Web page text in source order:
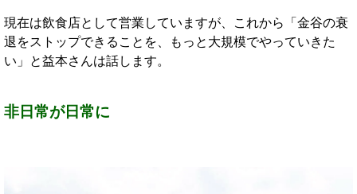
現在は飲食店として営業していますが、これから「金谷の衰
退をストップできることを、もっと大規模でやっていきた
い」と益本さんは話します。
非日常が日常に